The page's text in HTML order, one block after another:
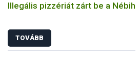
Illegális pizzériát zárt be a Nébih
TOVÁBB